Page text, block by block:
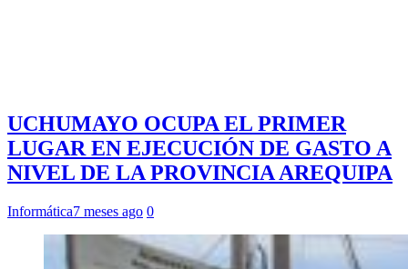
UCHUMAYO OCUPA EL PRIMER
LUGAR EN EJECUCIÓN DE GASTO A
NIVEL DE LA PROVINCIA AREQUIPA
Informática7 meses ago 0